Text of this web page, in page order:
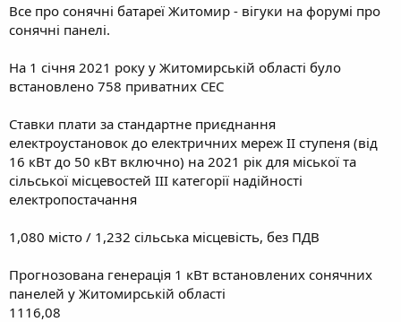
Все про сонячні батареї Житомир - вігуки на форумі про
сонячні панелі.
На 1 січня 2021 року у Житомирській області було
встановлено 758 приватних СЕС
Ставки плати за стандартне приєднання
електроустановок до електричних мереж IІ ступеня (від
16 кВт до 50 кВт включно) на 2021 рік для міської та
сільської місцевостей III категорії надійності
електропостачання
1,080 місто / 1,232 сільська місцевість, без ПДВ
Прогнозована генерація 1 кВт встановлених сонячних
панелей у Житомирській області
1116,08